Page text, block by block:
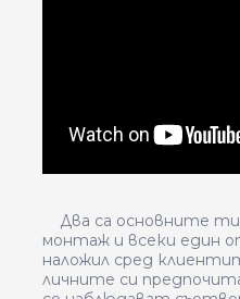
Два са основните
монтаж и всеки един
наложил сред
личните си